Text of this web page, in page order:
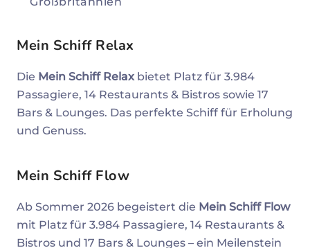
Mein Schiff Relax
Die Mein Schiff Relaxbietet Platz für 3.984
Passagiere, 14 Restaurants & Bistros sowie 17
Bars & Lounges. Das perfekte Schiff für Erholung
und Genuss.
Mein Schiff Flow
Ab Sommer 2026 begeistert die Mein Schiff Flow
mit Platz für 3.984 Passagiere, 14 Restaurants &
Bistros und 17 Bars & Lounges – ein Meilenstein